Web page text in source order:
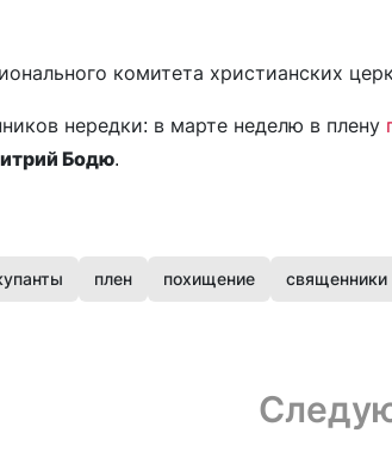
комитета христианских
нередки: в марте неделю в плену
Бодю.
плен похищение священники